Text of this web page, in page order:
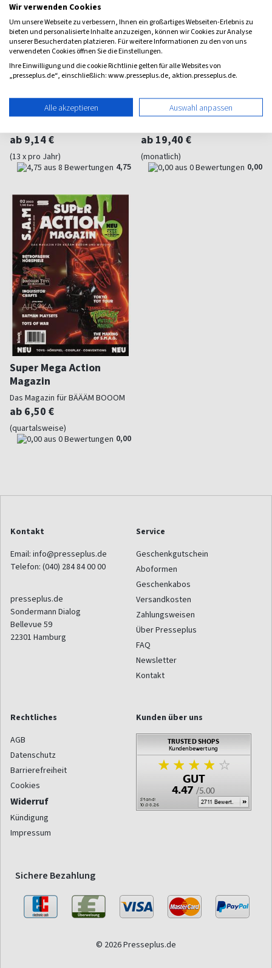
CHIP Foto-Video mit
Software
ab 9,14 €
(13 x pro Jahr)
4,75
Imagine FX
Für Fantasy und Sci-Fi-
ab 19,40 €
(monatlich)
0,00
Super Mega Action
Magazin
Das Magazin für BÄÄÄM BOOOM
und ZOOOSHU
ab 6,50 €
(quartalsweise)
0,00
Kontakt
Email: info@presseplus.de
Telefon: (040) 284 84 00 00
presseplus.de
Sondermann Dialog
Bellevue 59
22301 Hamburg
Service
Geschenkgutschein
Aboformen
Geschenkabos
Versandkosten
Zahlungsweisen
Über Presseplus
FAQ
Newsletter
Kontakt
Rechtliches
AGB
Datenschutz
Barrierefreiheit
Cookies
Widerruf
Kündigung
Impressum
Kunden über uns
Sichere Bezahlung
© 2026 Presseplus.de
Wir verwenden Cookies
Um unsere Webseite zu verbessern, Ihnen ein großartiges Webseiten-Erlebnis zu
bieten und personalisierte Inhalte anzuzeigen, können wir Cookies zur Analyse
unserer Besucherdaten platzieren. Für weitere Informationen zu den von uns
verwendeten Cookies öffnen Sie die Einstellungen.
Ihre Einwilligung und die cookie Richtlinie gelten für alle Websites von
„presseplus.de“, einschließlich: www.presseplus.de, aktion.presseplus.de.
Alle akzeptieren Auswahl anpassen